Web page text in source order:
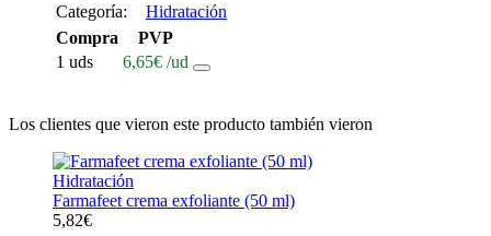
Categoría:
Hidratación
Compra
PVP
1 uds
6,65€ /ud
Los clientes que vieron este producto también vieron
Hidratación
Farmafeet crema exfoliante (50 ml)
5,82€